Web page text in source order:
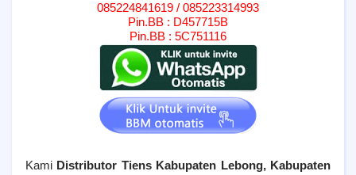
085224841619 / 085223314993
Pin.BB : D457715B
Pin.BB : 5C751116
Kami Distributor Tiens Kabupaten Lebong, Kabupaten